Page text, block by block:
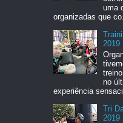
uma
organizadas que
2019
no
experiência
Tri
2019